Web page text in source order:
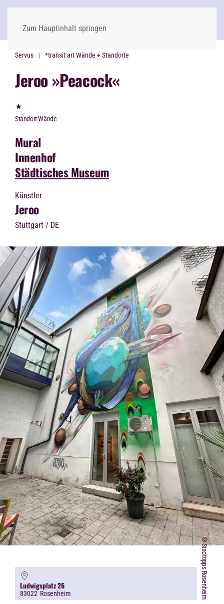
Zum Hauptinhalt springen
Servus *transit art Wände + Standorte
Jeroo »Peacock«
★
Standort Wände
Mural
Innenhof
Städtisches Museum
Künstler
Jeroo
Stuttgart / DE
Ludwigsplatz 26
83022 Rosenheim ©Stadttipps Rosenheim